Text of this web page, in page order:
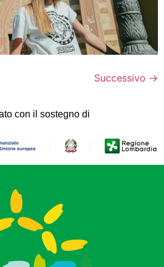
Successivo →
con il sostegno di